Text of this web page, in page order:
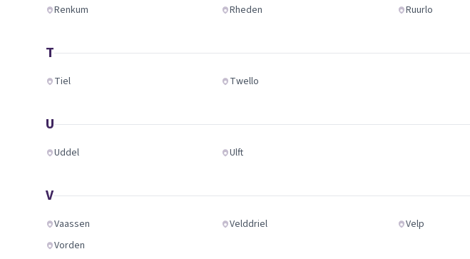
Renkum Rheden Ruurlo
T
Tiel Twello
U
Uddel Ulft
V
Vaassen Velddriel Velp
Vorden